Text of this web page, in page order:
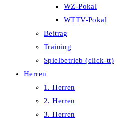
WZ-Pokal
WTTV-Pokal
Beitrag
Training
Spielbetrieb (click-tt)
Herren
1. Herren
2. Herren
3. Herren